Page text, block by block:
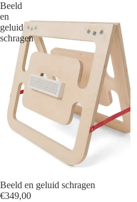
Beeld
en
geluid
schragen
Beeld en geluid schragen
€349,00